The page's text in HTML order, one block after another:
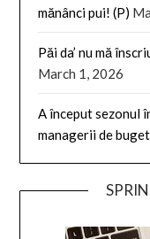
mănânci pui! (P)
Păi da’ nu mă
March 1, 2026
A început sezonul
managerii de